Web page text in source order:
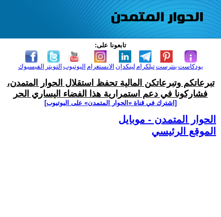
تابعونا على:
الفيسبوك التويتر اليوتيوب الانستغرام لينكدإن تيلكرامبنترست بودكاست
تبرعاتكم وتبرعاتكن المالية تحفظ استقلال الحوار المتمدن،
فشاركونا في دعم استمرارية هذا الفضاء اليساري الحر
[اشترك في قناة ‫«الحوار المتمدن» على اليوتيوب]
الحوار المتمدن - موبايل
الموقع الرئيسي